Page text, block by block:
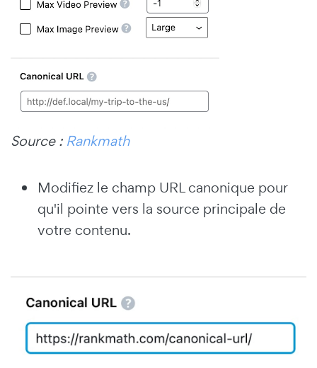
Source : Rankmath
Modifiez le champ URL canonique pour
qu'il pointe vers la source principale de
votre contenu.